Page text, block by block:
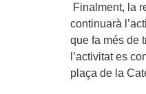
Finalment, la
continuarà
que fa més de
l’activitat es
plaça de la